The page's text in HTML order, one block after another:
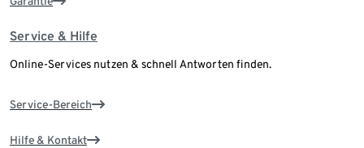
Service & Hilfe
Online-Services nutzen & schnell Antworten finden.
Service-Bereich
Hilfe & Kontakt